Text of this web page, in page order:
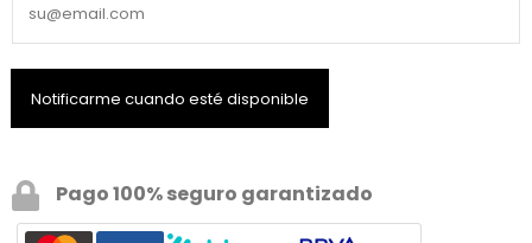
Pago 100% seguro garantizado